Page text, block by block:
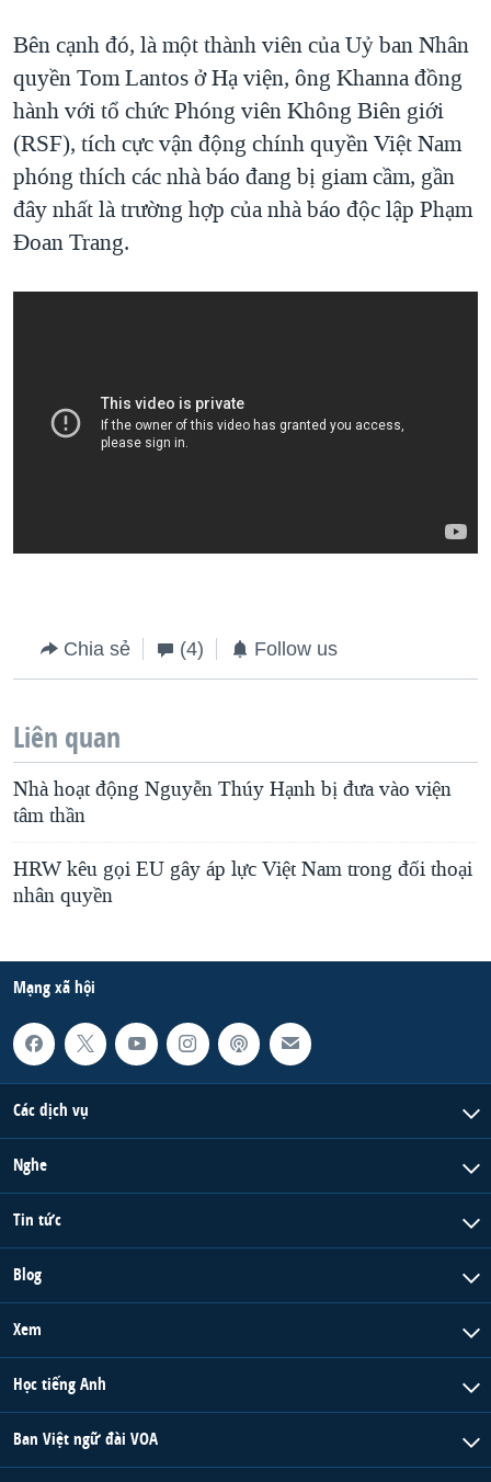
Bên cạnh đó, là một thành viên của Uỷ ban Nhân
quyền Tom Lantos ở Hạ viện, ông Khanna đồng
hành với tổ chức Phóng viên Không Biên giới
(RSF), tích cực vận động chính quyền Việt Nam
phóng thích các nhà báo đang bị giam cầm, gần
đây nhất là trường hợp của nhà báo độc lập Phạm
Đoan Trang.
Chia sẻ (4) Follow us
Liên quan
Nhà hoạt động Nguyễn Thúy Hạnh bị đưa vào viện
tâm thần
HRW kêu gọi EU gây áp lực Việt Nam trong đối thoại
nhân quyền
Mạng xã hội
Các dịch vụ
Nghe
Tin tức
Blog
Xem
Học tiếng Anh
Ban Việt ngữ đài VOA